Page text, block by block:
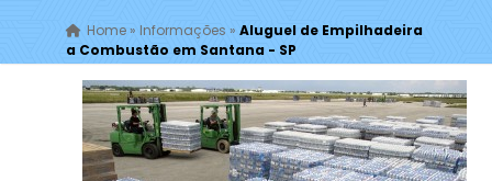
Home» Informações » Aluguel de Empilhadeira
a Combustão em Santana - SP